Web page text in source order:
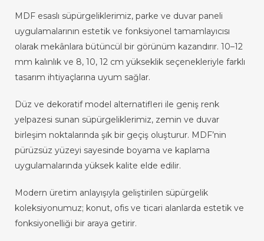
MDF esaslı süpürgeliklerimiz, parke ve duvar paneli
uygulamalarının estetik ve fonksiyonel tamamlayıcısı
olarak mekânlara bütüncül bir görünüm kazandırır. 10–12
mm kalınlık ve 8, 10, 12 cm yükseklik seçenekleriyle farklı
tasarım ihtiyaçlarına uyum sağlar.
Düz ve dekoratif model alternatifleri ile geniş renk
yelpazesi sunan süpürgeliklerimiz, zemin ve duvar
birleşim noktalarında şık bir geçiş oluşturur. MDF’nin
pürüzsüz yüzeyi sayesinde boyama ve kaplama
uygulamalarında yüksek kalite elde edilir.
Modern üretim anlayışıyla geliştirilen süpürgelik
koleksiyonumuz; konut, ofis ve ticari alanlarda estetik ve
fonksiyonelliği bir araya getirir.